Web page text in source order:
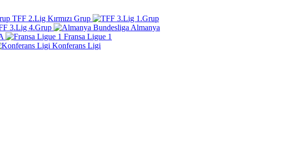
TFF 2.Lig Kırmızı Grup
3.Lig 4.Grup
Almanya
Fransa Ligue 1
Konferans Ligi